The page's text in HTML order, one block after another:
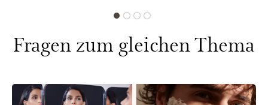
Fragen zum gleichen Thema